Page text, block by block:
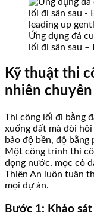
Ứng dụng đá
lối đi sân sau –
Kỹ thuật thi
nhiên
Thi công lối đi bằng
xuống đất mà đòi
bảo độ bền, độ
Một công trình thi
đọng nước, mọc cỏ
Thiên An luôn tuân
mọi dự án.
Bước 1: Khảo